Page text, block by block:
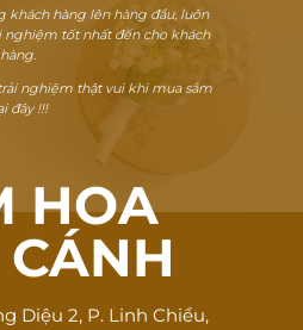
khách hàng lên hàng đầu, luôn
tốt nhất đến cho khách
hàng.
nghiệm thật vui khi mua sắm
đây !!!
HOA
Diệu 2, P. Linh Chiểu,